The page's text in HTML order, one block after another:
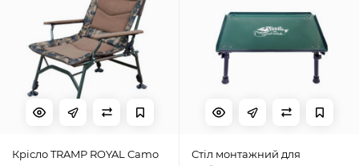
Крісло TRAMP ROYAL Camo
Стіл монтажний для